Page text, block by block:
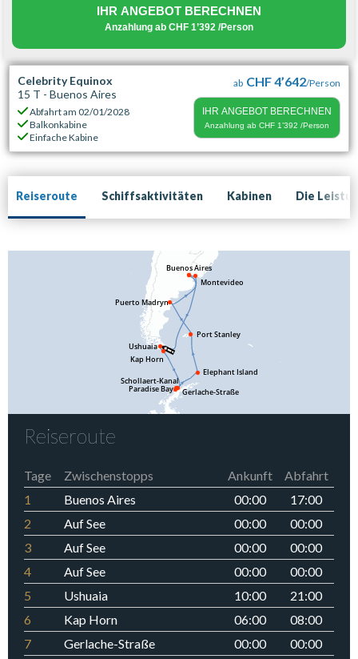
IHR ANGEBOT BERECHNEN
Anzahlung ab CHF 1’392 /Person
Celebrity Equinox
15 T - Buenos Aires
Abfahrt am02/01/2028
Balkonkabine
Einfache Kabine
ab CHF 4’642/Person
IHR ANGEBOT BERECHNEN
Anzahlung ab CHF 1’392 /Person
Reiseroute Schiffsaktivitäten Kabinen Die
Reiseroute
Tage Zwischenstopps Ankunft
Abfahrt
1
Buenos Aires 00:00
17:00
2
Auf See 00:00
00:00
3
Auf See 00:00
00:00
4
Auf See 00:00
00:00
5
Ushuaia 10:00
21:00
6
Kap Horn 06:00
08:00
7
Gerlache-Straße 00:00 00:00